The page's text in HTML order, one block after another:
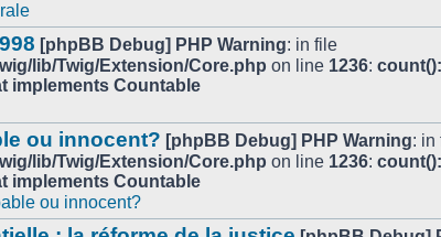
[phpBB Debug] PHP Warning: in file
lib/Twig/Extension/Core.php on line 1236:
implements Countable
ou innocent? [phpBB Debug] PHP Warning: in
lib/Twig/Extension/Core.php on line 1236:
implements Countable
ou innocent?